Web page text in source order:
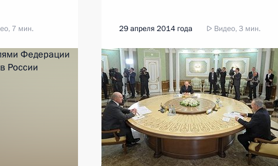
7 мин. 29 апреля 2014 года Видео, 3 мин.